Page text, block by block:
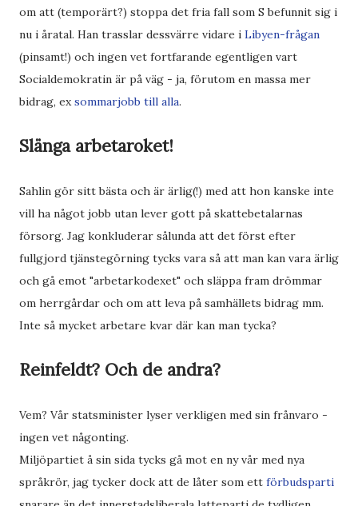
om att (temporärt?) stoppa det fria fall som S befunnit sig i
nu i åratal. Han trasslar dessvärre vidare i Libyen-frågan
(pinsamt!) och ingen vet fortfarande egentligen vart
Socialdemokratin är på väg - ja, förutom en massa mer
bidrag, exsommarjobb till alla.
Slänga arbetaroket!
Sahlin gör sitt bästa och är ärlig(!) med att hon kanske inte
vill ha något jobb utan lever gott på skattebetalarnas
försorg. Jag konkluderar sålunda att det först efter
fullgjord tjänstegörning tycks vara så att man kan vara ärlig
och gå emot "arbetarkodexet" och släppa fram drömmar
om herrgårdar och om att leva på samhällets bidrag mm.
Inte så mycket arbetare kvar där kan man tycka?
Reinfeldt? Och de andra?
Vem? Vår statsminister lyser verkligen med sin frånvaro -
ingen vet någonting.
Miljöpartiet å sin sida tycks gå mot en ny vår med nya
språkrör, jag tycker dock att de låter som ett förbudsparti